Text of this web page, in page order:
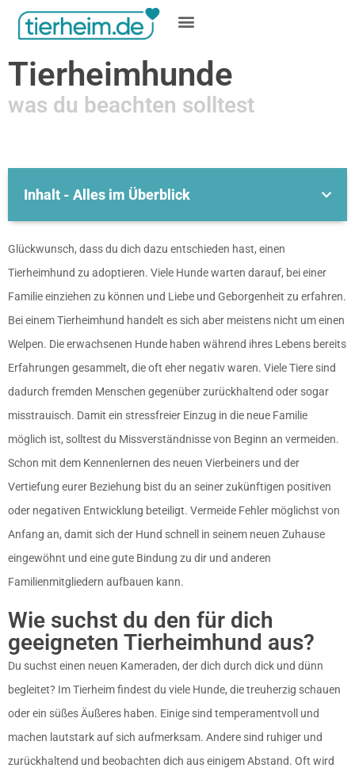
Tierheimhunde
was du beachten solltest
Inhalt - Alles im Überblick
Glückwunsch, dass du dich dazu entschieden hast, einen
Tierheimhund zu adoptieren. Viele Hunde warten darauf, bei einer
Familie einziehen zu können und Liebe und Geborgenheit zu erfahren.
Bei einem Tierheimhund handelt es sich aber meistens nicht um einen
Welpen. Die erwachsenen Hunde haben während ihres Lebens bereits
Erfahrungen gesammelt, die oft eher negativ waren. Viele Tiere sind
dadurch fremden Menschen gegenüber zurückhaltend oder sogar
misstrauisch. Damit ein stressfreier Einzug in die neue Familie
möglich ist, solltest du Missverständnisse von Beginn an vermeiden.
Schon mit dem Kennenlernen des neuen Vierbeiners und der
Vertiefung eurer Beziehung bist du an seiner zukünftigen positiven
oder negativen Entwicklung beteiligt. Vermeide Fehler möglichst von
Anfang an, damit sich der Hund schnell in seinem neuen Zuhause
eingewöhnt und eine gute Bindung zu dir und anderen
Familienmitgliedern aufbauen kann.
Wie suchst du den für dich
geeigneten Tierheimhund aus?
Du suchst einen neuen Kameraden, der dich durch dick und dünn
begleitet? Im Tierheim findest du viele Hunde, die treuherzig schauen
oder ein süßes Äußeres haben. Einige sind temperamentvoll und
machen lautstark auf sich aufmerksam. Andere sind ruhiger und
zurückhaltend und beobachten dich aus einigem Abstand. Oft wird